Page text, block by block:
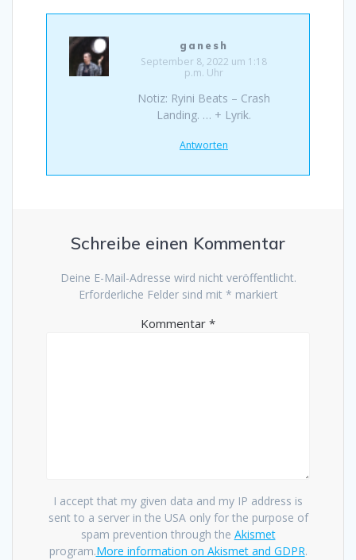
ganesh
September 8, 2022 um 1:18
p.m. Uhr
Notiz: Ryini Beats – Crash
Landing. … + Lyrik.
Antworten
Schreibe einen Kommentar
Deine E-Mail-Adresse wird nicht veröffentlicht.
Erforderliche Felder sind mit * markiert
Kommentar *
I accept that my given data and my IP address is
sent to a server in the USA only for the purpose of
spam prevention through the Akismet
program.More information on Akismet and GDPR.